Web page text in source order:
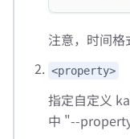
注意，时间格
<property>
指定自定义
中 "--